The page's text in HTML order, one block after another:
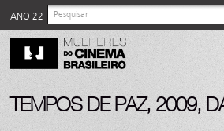
ANO 22
TEMPOS DE PAZ, 2009,